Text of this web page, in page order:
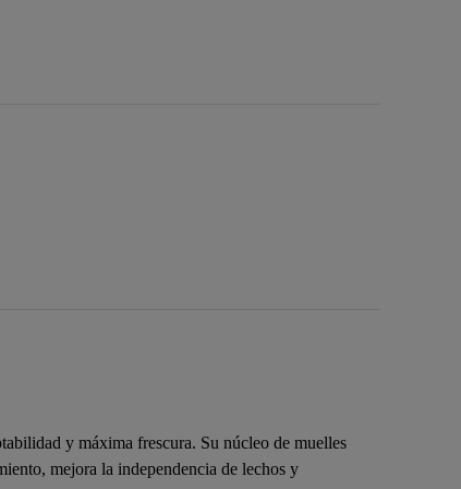
y máxima frescura. Su núcleo de muelles
mejora la independencia de lechos y